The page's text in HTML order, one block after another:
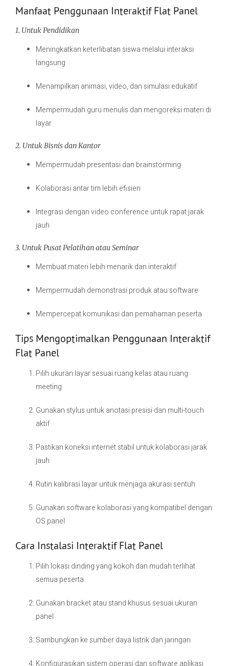
Manfaat Penggunaan Interaktif Flat Panel
1. Untuk Pendidikan
Meningkatkan keterlibatan siswa melalui interaksi
langsung
Menampilkan animasi, video, dan simulasi edukatif
Mempermudah guru menulis dan mengoreksi materi di
layar
2. Untuk Bisnis dan Kantor
Mempermudah presentasi dan brainstorming
Kolaborasi antar tim lebih efisien
Integrasi dengan video conference untuk rapat jarak
jauh
3. Untuk Pusat Pelatihan atau Seminar
Membuat materi lebih menarik dan interaktif
Mempermudah demonstrasi produk atau software
Mempercepat komunikasi dan pemahaman peserta
Tips Mengoptimalkan Penggunaan Interaktif
Flat Panel
Pilih ukuran layar sesuai ruang kelas atau ruang
meeting
Gunakan stylus untuk anotasi presisi dan multi-touch
aktif
Pastikan koneksi internet stabil untuk kolaborasi jarak
jauh
Rutin kalibrasi layar untuk menjaga akurasi sentuh
Gunakan software kolaborasi yang kompatibel dengan
OS panel
Cara Instalasi Interaktif Flat Panel
Pilih lokasi dinding yang kokoh dan mudah terlihat
semua peserta
Gunakan bracket atau stand khusus sesuai ukuran
panel
Sambungkan ke sumber daya listrik dan jaringan
Konfigurasikan sistem operasi dan software aplikasi